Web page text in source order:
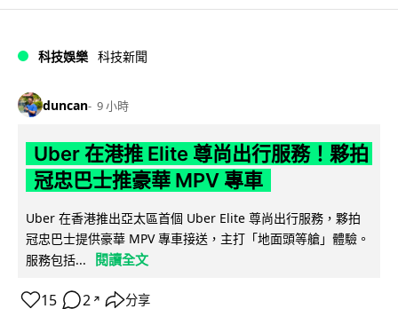
科技娛樂 科技新聞
duncan 9 小時
Uber 在港推 Elite 尊尚出行服務！夥拍
冠忠巴士推豪華 MPV 專車
Uber 在香港推出亞太區首個 Uber Elite 尊尚出行服務，夥拍
冠忠巴士提供豪華 MPV 專車接送，主打「地面頭等艙」體驗。
服務包括...
閱讀全文
15 2 ↗ 分享